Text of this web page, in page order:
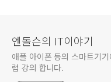
엔돌슨의 IT이야기
애플 아이폰 등의 스마트기
럼 강의 합니다.